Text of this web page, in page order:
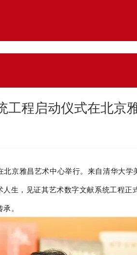
程启动仪式在北京
京雅昌艺术中心举行。来自清华大
生，见证其艺术数字文献系统工程
。